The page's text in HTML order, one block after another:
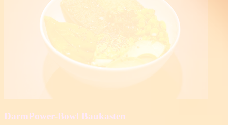
DarmPower-Bowl Baukasten